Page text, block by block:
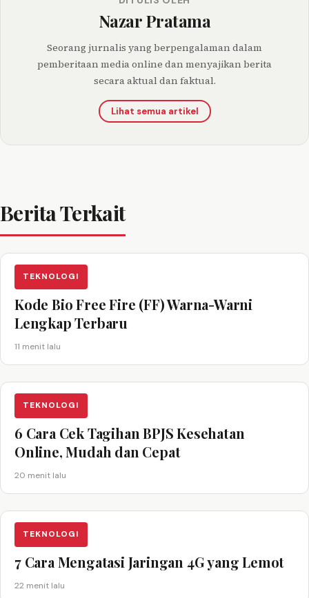
Nazar Pratama
Seorang jurnalis yang berpengalaman dalam
pemberitaan media online dan menyajikan berita
secara aktual dan faktual.
Lihat semua artikel
Berita Terkait
TEKNOLOGI
Kode Bio Free Fire (FF) Warna-Warni
Lengkap Terbaru
11 menit lalu
TEKNOLOGI
6 Cara Cek Tagihan BPJS Kesehatan
Online, Mudah dan Cepat
20 menit lalu
TEKNOLOGI
7 Cara Mengatasi Jaringan 4G yang Lemot
22 menit lalu